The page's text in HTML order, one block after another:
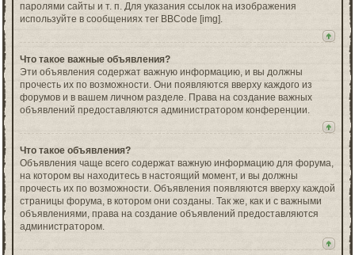
паролями сайты и т. п. Для указания ссылок на изображения
используйте в сообщениях тег BBCode [img].
Что такое важные объявления?
Эти объявления содержат важную информацию, и вы должны
прочесть их по возможности. Они появляются вверху каждого из
форумов и в вашем личном разделе. Права на создание важных
объявлений предоставляются администратором конференции.
Что такое объявления?
Объявления чаще всего содержат важную информацию для форума,
на котором вы находитесь в настоящий момент, и вы должны
прочесть их по возможности. Объявления появляются вверху каждой
страницы форума, в котором они созданы. Так же, как и с важными
объявлениями, права на создание объявлений предоставляются
администратором.